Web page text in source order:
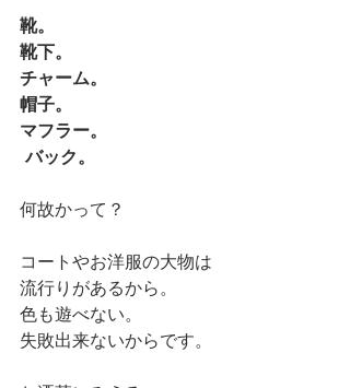
靴。
靴下。
チャーム。
帽子。
マフラー。
バック。
何故かって？
コートやお洋服の大物は
流行りがあるから。
色も遊べない。
失敗出来ないからです。